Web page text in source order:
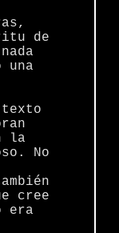
de
la
No
cree
era